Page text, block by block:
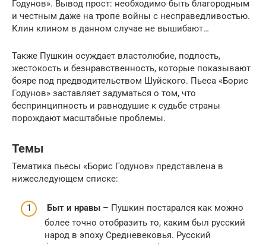
Годунов». Вывод прост: необходимо быть благородным
и честным даже на тропе войны с несправедливостью.
Клин клином в данном случае не вышибают…
Также Пушкин осуждает властолюбие, подлость,
жестокость и безнравственность, которые показывают
бояре под предводительством Шуйского. Пьеса «Борис
Годунов» заставляет задуматься о том, что
беспринципность и равнодушие к судьбе страны
порождают масштабные проблемы.
Темы
Тематика пьесы «Борис Годунов» представлена в
нижеследующем списке:
Быт и нравы – Пушкин постарался как можно
более точно отобразить то, каким был русский
народ в эпоху Средневековья. Русский